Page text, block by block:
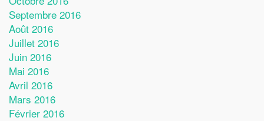
Septembre 2016
Août 2016
Juillet 2016
Juin 2016
Mai 2016
Avril 2016
Mars 2016
Février 2016